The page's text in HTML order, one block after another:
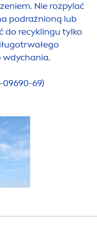
Nie rozpylać
podrażnioną lub
do recyklingu tylko
wdychania.
09690-69)